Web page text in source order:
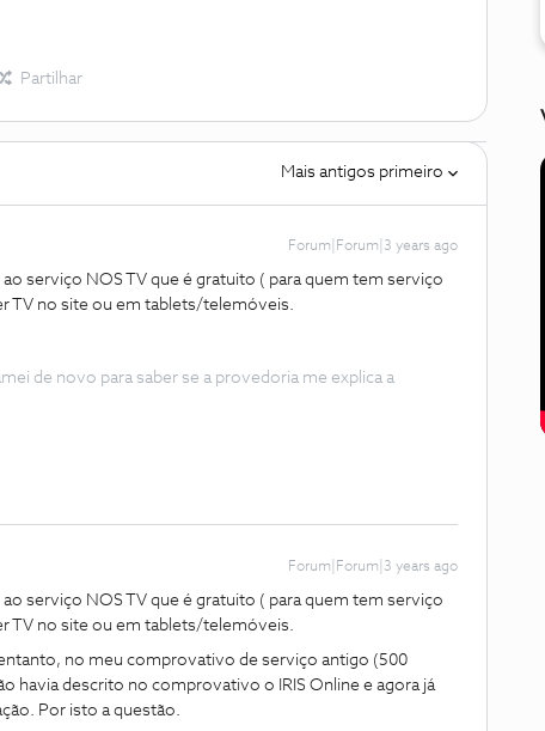
Partilhar
Mais antigos primeiro
Forum|Forum|3 years ago
ao serviço NOS TV que é gratuito ( para quem tem serviço
TV no site ou em tablets/telemóveis.
de novo para saber se a provedoria me explica a
Forum|Forum|3 years ago
ao serviço NOS TV que é gratuito ( para quem tem serviço
TV no site ou em tablets/telemóveis.
no meu comprovativo de serviço antigo (500
havia descrito no comprovativo o IRIS Online e agora já
Por isto a questão.